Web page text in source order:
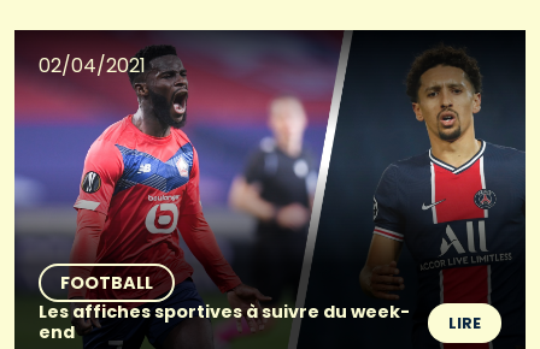
02/04/2021
FOOTBALL
Les affiches sportives à suivre du week-
end
LIRE